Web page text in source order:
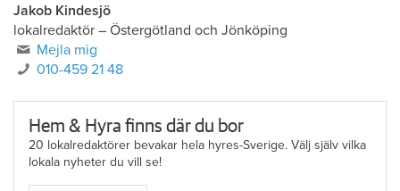
Jakob Kindesjö
lokalredaktör – Östergötland och Jönköping
Mejla mig
010-459 21 48
Hem & Hyra finns där du bor
20 lokalredaktörer bevakar hela hyres-Sverige. Välj själv vilka
lokala nyheter du vill se!